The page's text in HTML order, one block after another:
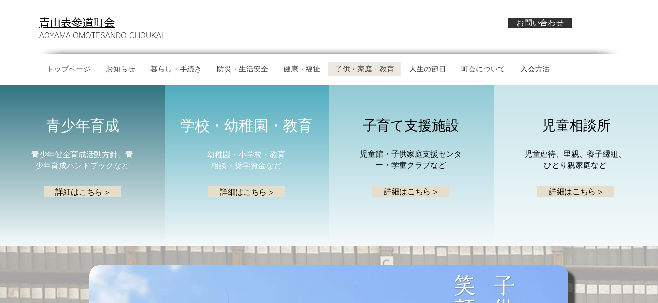
​青山表参道町会
AOYAMA OMOTESANDO CHOUKAI
お問い合わせ
トップページ お知らせ 暮らし・手続き 防災・生活安全 健康・福祉 子供・家庭・教育 人生の節目 町会について 入会方法
青少年育成
青少年健全育成活動方針、青
少年育成ハンドブックなど
詳細はこちら >
学校・幼稚園・教育
幼稚園・小学校・教育
相談・奨学資金など
詳細はこちら >
子育て支援施設
児童館・子供家庭支援センタ
ー・学童クラブなど
詳細はこちら >
児童相談所
児童虐待、里親、養子縁組、
ひとり親家庭など
詳細はこちら >